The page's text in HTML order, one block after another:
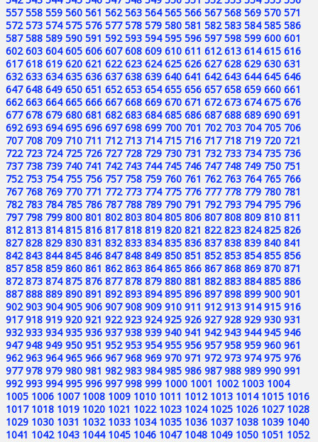
557 558 559 560 561 562 563 564 565 566 567 568 569 570 571
572 573 574 575 576 577 578 579 580 581 582 583 584 585 586
587 588 589 590 591 592 593 594 595 596 597 598 599 600 601
602 603 604 605 606 607 608 609 610 611 612 613 614 615 616
617 618 619 620 621 622 623 624 625 626 627 628 629 630 631
632 633 634 635 636 637 638 639 640 641 642 643 644 645 646
647 648 649 650 651 652 653 654 655 656 657 658 659 660 661
662 663 664 665 666 667 668 669 670 671 672 673 674 675 676
677 678 679 680 681 682 683 684 685 686 687 688 689 690 691
692 693 694 695 696 697 698 699 700 701 702 703 704 705 706
707 708 709 710 711 712 713 714 715 716 717 718 719 720 721
722 723 724 725 726 727 728 729 730 731 732 733 734 735 736
737 738 739 740 741 742 743 744 745 746 747 748 749 750 751
752 753 754 755 756 757 758 759 760 761 762 763 764 765 766
767 768 769 770 771 772 773 774 775 776 777 778 779 780 781
782 783 784 785 786 787 788 789 790 791 792 793 794 795 796
797 798 799 800 801 802 803 804 805 806 807 808 809 810 811
812 813 814 815 816 817 818 819 820 821 822 823 824 825 826
827 828 829 830 831 832 833 834 835 836 837 838 839 840 841
842 843 844 845 846 847 848 849 850 851 852 853 854 855 856
857 858 859 860 861 862 863 864 865 866 867 868 869 870 871
872 873 874 875 876 877 878 879 880 881 882 883 884 885 886
887 888 889 890 891 892 893 894 895 896 897 898 899 900 901
902 903 904 905 906 907 908 909 910 911 912 913 914 915 916
917 918 919 920 921 922 923 924 925 926 927 928 929 930 931
932 933 934 935 936 937 938 939 940 941 942 943 944 945 946
947 948 949 950 951 952 953 954 955 956 957 958 959 960 961
962 963 964 965 966 967 968 969 970 971 972 973 974 975 976
977 978 979 980 981 982 983 984 985 986 987 988 989 990 991
992 993 994 995 996 997 998 999 1000 1001 1002 1003 1004
1005 1006 1007 1008 1009 1010 1011 1012 1013 1014 1015 1016
1017 1018 1019 1020 1021 1022 1023 1024 1025 1026 1027 1028
1029 1030 1031 1032 1033 1034 1035 1036 1037 1038 1039 1040
1041 1042 1043 1044 1045 1046 1047 1048 1049 1050 1051 1052